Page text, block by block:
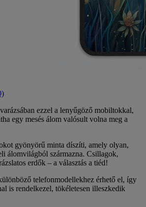
ezzel a lenyűgöző mobiltokkal,
egy mesés álom valósult volna meg a
gyönyörű minta díszíti, amely olyan,
álomvilágból származna. Csillagok,
erdők – a választás a tiéd!
telefonmodellekhez érhető el, így
is rendelkezel, tökéletesen illeszkedik